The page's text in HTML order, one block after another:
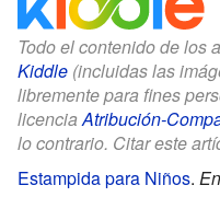
Todo el contenido de los
Kiddle (incluidas las
libremente para fines
licenciaAtribución-
lo contrario. Citar este
Estampida para Niños.